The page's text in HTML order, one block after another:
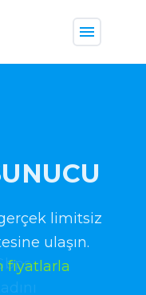
menu
close
limitsiz
ulaşın.